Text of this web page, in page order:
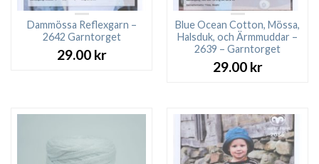
Dammössa Reflexgarn –
2642 Garntorget
29.00 kr
Blue Ocean Cotton, Mössa,
Halsduk, och Ärmmuddar –
2639 – Garntorget
29.00 kr